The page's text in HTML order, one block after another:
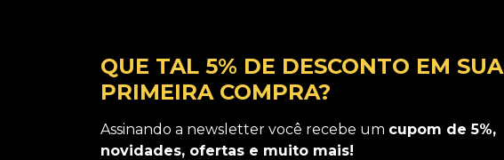
QUE TAL 5% DE DESCONTO EM SUA
PRIMEIRA COMPRA?
Assinando a newsletter você recebe um cupom de 5%,
novidades, ofertas e muito mais!